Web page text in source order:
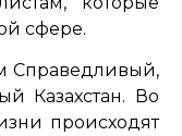
сфере.
Справедливый,
Казахстан. Во
происходят